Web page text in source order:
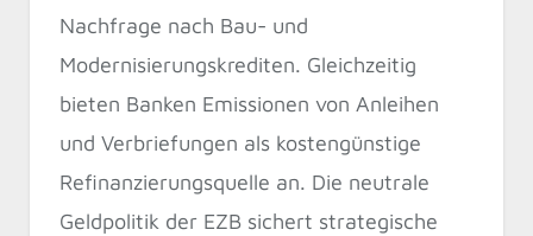
Nachfrage nach Bau- und
Modernisierungskrediten. Gleichzeitig
bieten Banken Emissionen von Anleihen
und Verbriefungen als kostengünstige
Refinanzierungsquelle an. Die neutrale
Geldpolitik der EZB sichert strategische